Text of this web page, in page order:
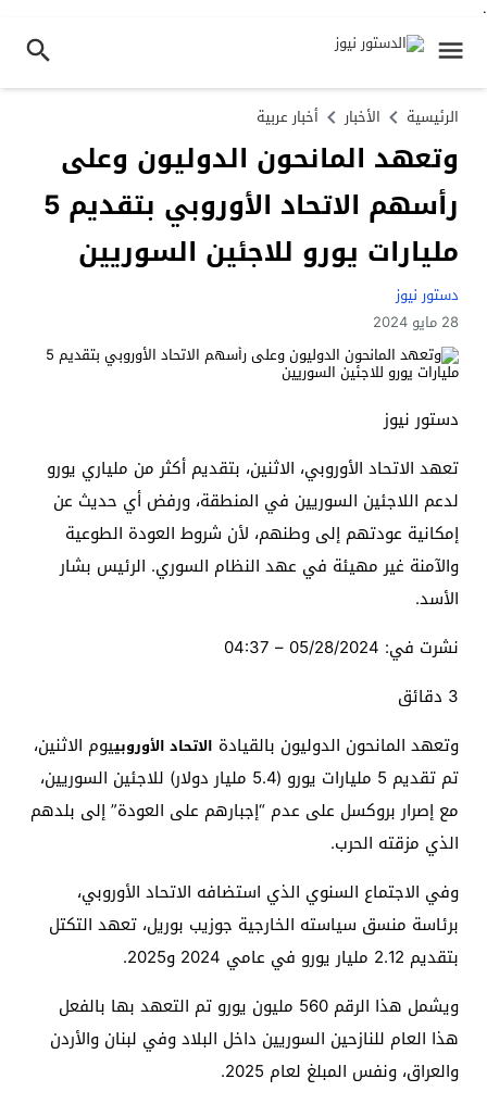
.
الرئيسية الأخبار أخبار عربية
وتعهد المانحون الدوليون وعلى
رأسهم الاتحاد الأوروبي بتقديم 5
مليارات يورو للاجئين السوريين
دستور نيوز
28 مايو 2024
دستور نيوز
تعهد الاتحاد الأوروبي، الاثنين، بتقديم أكثر من ملياري يورو
لدعم اللاجئين السوريين في المنطقة، ورفض أي حديث عن
إمكانية عودتهم إلى وطنهم، لأن شروط العودة الطوعية
والآمنة غير مهيئة في عهد النظام السوري. الرئيس بشار
الأسد.
نشرت في: 05/28/2024 – 04:37
3 دقائق
وتعهد المانحون الدوليون بالقيادة الاتحاد الأوروبييوم الاثنين،
تم تقديم 5 مليارات يورو (5.4 مليار دولار) للاجئين السوريين،
مع إصرار بروكسل على عدم “إجبارهم على العودة” إلى بلدهم
الذي مزقته الحرب.
وفي الاجتماع السنوي الذي استضافه الاتحاد الأوروبي،
برئاسة منسق سياسته الخارجية جوزيب بوريل، تعهد التكتل
بتقديم 2.12 مليار يورو في عامي 2024 و2025.
ويشمل هذا الرقم 560 مليون يورو تم التعهد بها بالفعل
هذا العام للنازحين السوريين داخل البلاد وفي لبنان والأردن
والعراق، ونفس المبلغ لعام 2025.